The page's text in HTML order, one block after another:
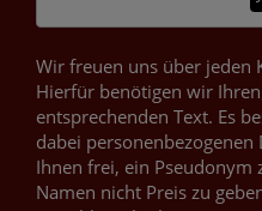
Wir freuen uns über jeden
Hierfür benötigen wir
entsprechenden Text. Es
dabei personenbezogenen
Ihnen frei, ein Pseudonym
Namen nicht Preis zu